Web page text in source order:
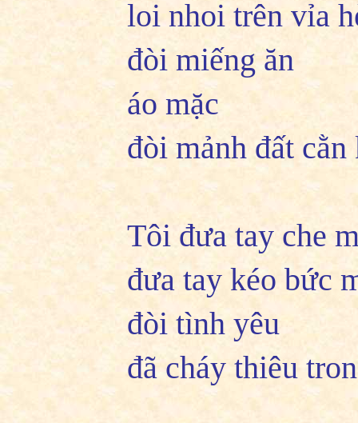
loi nhoi trên vỉa
đòi miếng ăn
áo mặc
đòi mảnh đất
Tôi đưa tay che
đưa tay kéo bức
đòi tình yêu
đã cháy thiêu